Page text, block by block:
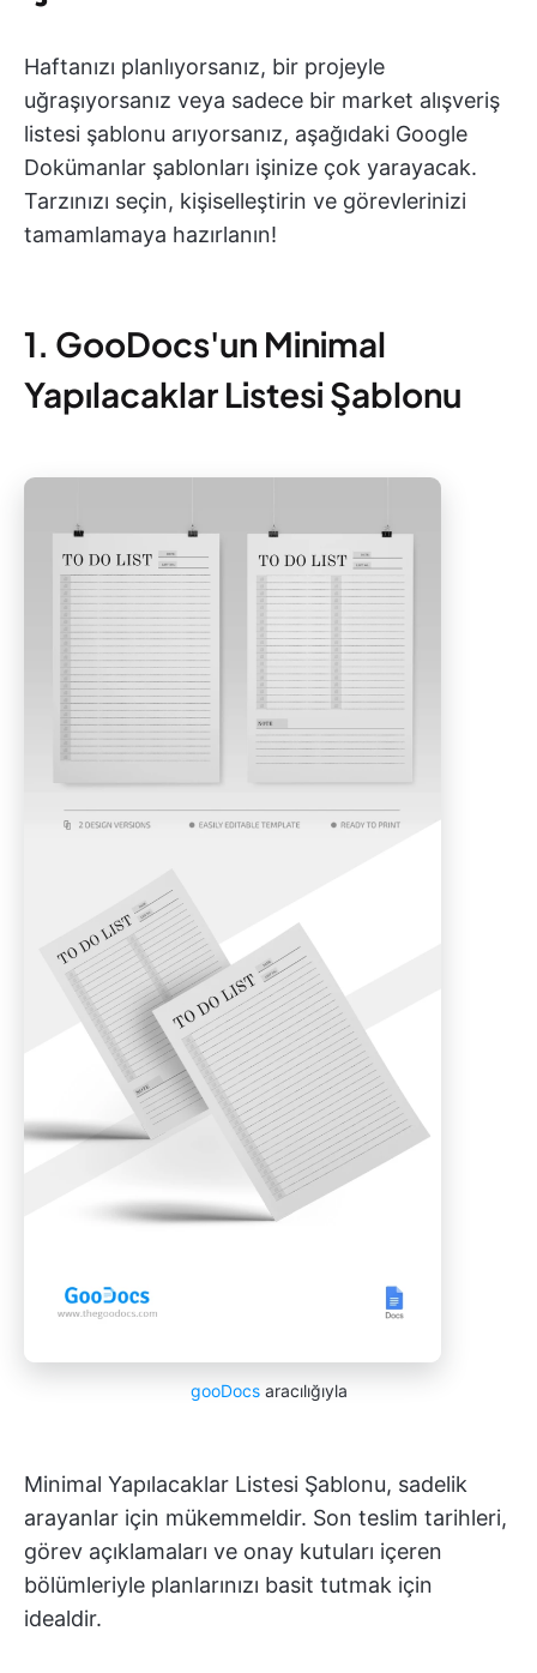
Haftanızı planlıyorsanız, bir projeyle
uğraşıyorsanız veya sadece bir market alışveriş
listesi şablonu arıyorsanız, aşağıdaki Google
Dokümanlar şablonları işinize çok yarayacak.
Tarzınızı seçin, kişiselleştirin ve görevlerinizi
tamamlamaya hazırlanın!
1. GooDocs'un Minimal
Yapılacaklar Listesi Şablonu
gooDocsaracılığıyla
Minimal Yapılacaklar Listesi Şablonu, sadelik
arayanlar için mükemmeldir. Son teslim tarihleri,
görev açıklamaları ve onay kutuları içeren
bölümleriyle planlarınızı basit tutmak için
idealdir.